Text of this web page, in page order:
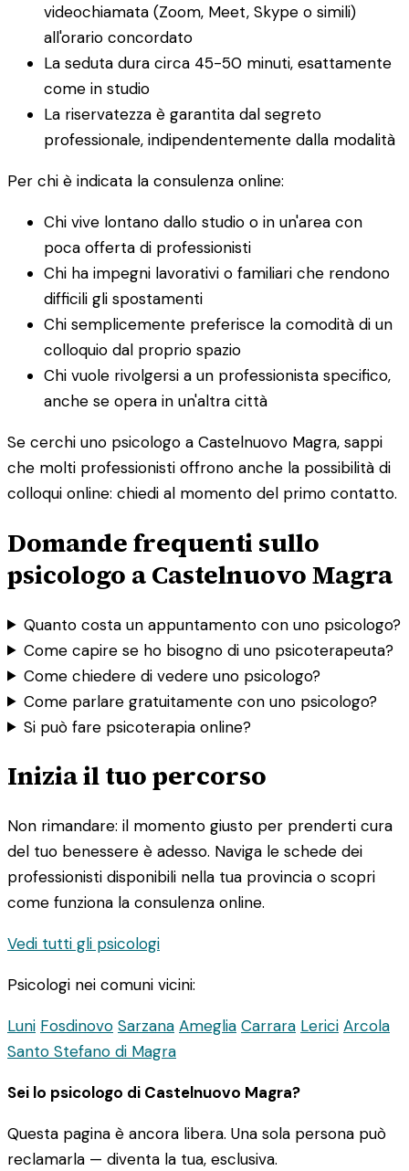
videochiamata (Zoom, Meet, Skype o simili)
all'orario concordato
La seduta dura circa 45-50 minuti, esattamente
come in studio
La riservatezza è garantita dal segreto
professionale, indipendentemente dalla modalità
Per chi è indicata la consulenza online:
Chi vive lontano dallo studio o in un'area con
poca offerta di professionisti
Chi ha impegni lavorativi o familiari che rendono
difficili gli spostamenti
Chi semplicemente preferisce la comodità di un
colloquio dal proprio spazio
Chi vuole rivolgersi a un professionista specifico,
anche se opera in un'altra città
Se cerchi uno psicologo a Castelnuovo Magra, sappi
che molti professionisti offrono anche la possibilità di
colloqui online: chiedi al momento del primo contatto.
Domande frequenti sullo
psicologo a Castelnuovo Magra
Quanto costa un appuntamento con uno psicologo?
Come capire se ho bisogno di uno psicoterapeuta?
Come chiedere di vedere uno psicologo?
Come parlare gratuitamente con uno psicologo?
Si può fare psicoterapia online?
Inizia il tuo percorso
Non rimandare: il momento giusto per prenderti cura
del tuo benessere è adesso. Naviga le schede dei
professionisti disponibili nella tua provincia o scopri
come funziona la consulenza online.
Vedi tutti gli psicologi
Psicologi nei comuni vicini:
Luni Fosdinovo Sarzana Ameglia Carrara Lerici Arcola
Santo Stefano di Magra
Sei lo psicologo di Castelnuovo Magra?
Questa pagina è ancora libera. Una sola persona può
reclamarla — diventa la tua, esclusiva.